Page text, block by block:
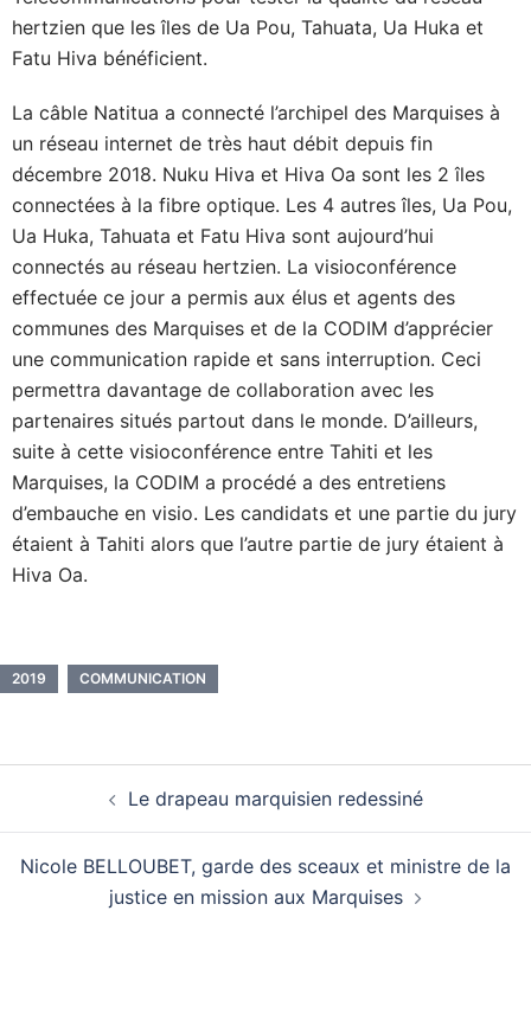
hertzien que les îles de Ua Pou, Tahuata, Ua Huka et
Fatu Hiva bénéficient.
La câble Natitua a connecté l’archipel des Marquises à
un réseau internet de très haut débit depuis fin
décembre 2018. Nuku Hiva et Hiva Oa sont les 2 îles
connectées à la fibre optique. Les 4 autres îles, Ua Pou,
Ua Huka, Tahuata et Fatu Hiva sont aujourd’hui
connectés au réseau hertzien. La visioconférence
effectuée ce jour a permis aux élus et agents des
communes des Marquises et de la CODIM d’apprécier
une communication rapide et sans interruption. Ceci
permettra davantage de collaboration avec les
partenaires situés partout dans le monde. D’ailleurs,
suite à cette visioconférence entre Tahiti et les
Marquises, la CODIM a procédé a des entretiens
d’embauche en visio. Les candidats et une partie du jury
étaient à Tahiti alors que l’autre partie de jury étaient à
Hiva Oa.
2019 COMMUNICATION
Le drapeau marquisien redessiné
Nicole BELLOUBET, garde des sceaux et ministre de la
justice en mission aux Marquises